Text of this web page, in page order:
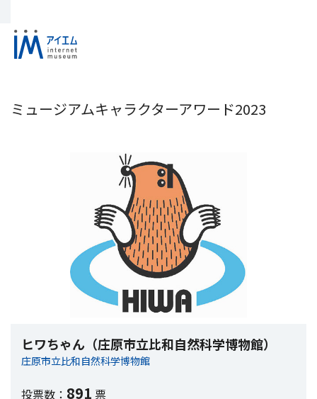
ミュージアムキャラクターアワード2023
ヒワちゃん（庄原市立比和自然科学博物館）
庄原市立比和自然科学博物館
投票数： 891 票